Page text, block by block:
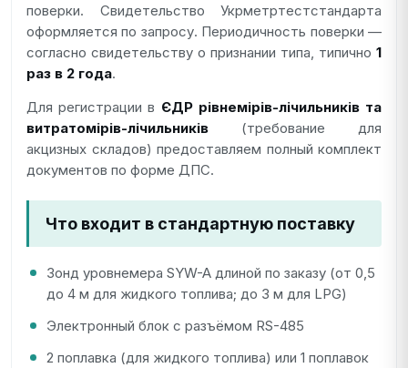
поверки. Свидетельство Укрметртестстандарта
оформляется по запросу. Периодичность поверки —
согласно свидетельству о признании типа, типично 1
раз в 2 года.
Для регистрации в ЄДР рівнемірів-лічильників та
витратомірів-лічильників (требование для
акцизных складов) предоставляем полный комплект
документов по форме ДПС.
Что входит в стандартную поставку
Зонд уровнемера SYW-A длиной по заказу (от 0,5
до 4 м для жидкого топлива; до 3 м для LPG)
Электронный блок с разъёмом RS-485
2 поплавка (для жидкого топлива) или 1 поплавок